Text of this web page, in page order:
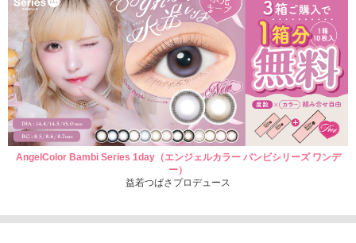
AngelColor Bambi Series 1day（エンジェルカラー バンビシリーズ ワンデ
ー）
益若つばさプロデュース